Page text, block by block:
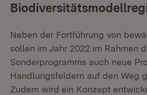
Neben der Fortführung von
sollen im Jahr 2022 im Rahmen
Sonderprogramms auch neue
Handlungsfeldern auf den Weg
Zudem wird ein Konzept